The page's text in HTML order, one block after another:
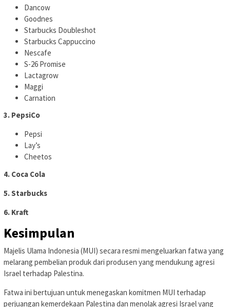
Dancow
Goodnes
Starbucks Doubleshot
Starbucks Cappuccino
Nescafe
S-26 Promise
Lactagrow
Maggi
Carnation
3. PepsiCo
Pepsi
Lay’s
Cheetos
4. Coca Cola
5. Starbucks
6. Kraft
Kesimpulan
Majelis Ulama Indonesia (MUI) secara resmi mengeluarkan fatwa yang
melarang pembelian produk dari produsen yang mendukung agresi
Israel terhadap Palestina.
Fatwa ini bertujuan untuk menegaskan komitmen MUI terhadap
perjuangan kemerdekaan Palestina dan menolak agresi Israel yang